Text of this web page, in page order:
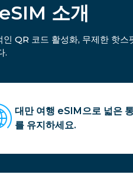
소개
QR 코드 활성화, 무제한 핫
.
대만 여행 eSIM으로 넓은
를 유지하세요.